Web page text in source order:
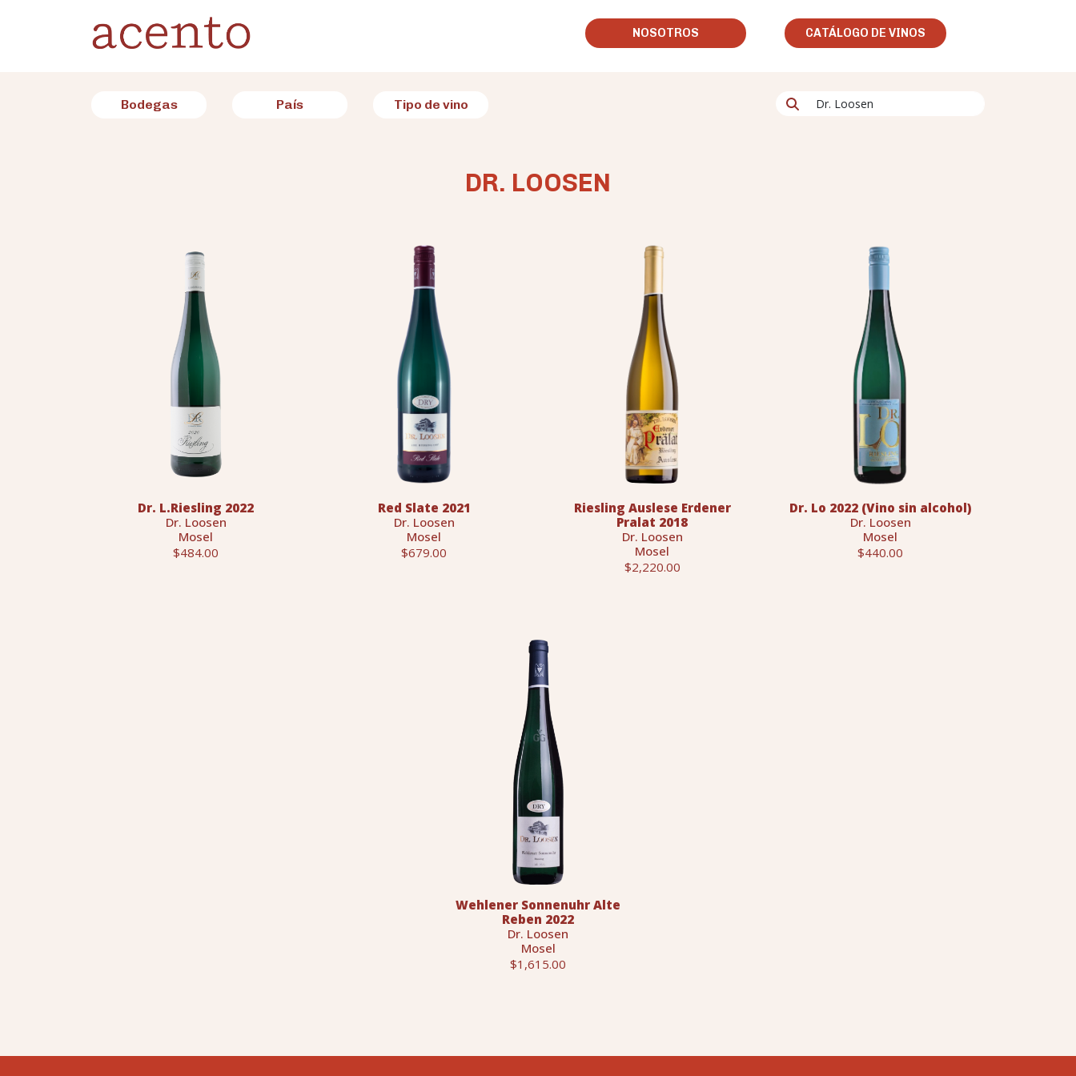
NOSOTROS CATÁLOGO DE VINOS
Bodegas País Tipo de vino
DR. LOOSEN
Dr. L.Riesling 2022
Dr. Loosen
Mosel
$484.00
Red Slate 2021
Dr. Loosen
Mosel
$679.00
Riesling Auslese Erdener
Pralat 2018
Dr. Loosen
Mosel
$2,220.00
Dr. Lo 2022 (Vino sin alcohol)
Dr. Loosen
Mosel
$440.00
Wehlener Sonnenuhr Alte
Reben 2022
Dr. Loosen
Mosel
$1,615.00